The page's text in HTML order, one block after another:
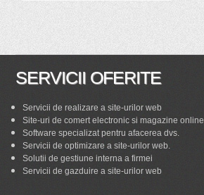
SERVICII OFERITE
Servicii de realizare a site-urilor web
Site-uri de comert electronic si magazine online
Software specializat pentru afacerea dvs.
Servicii de optimizare a site-urilor web.
Solutii de gestiune interna a firmei
Servicii de gazduire a site-urilor web